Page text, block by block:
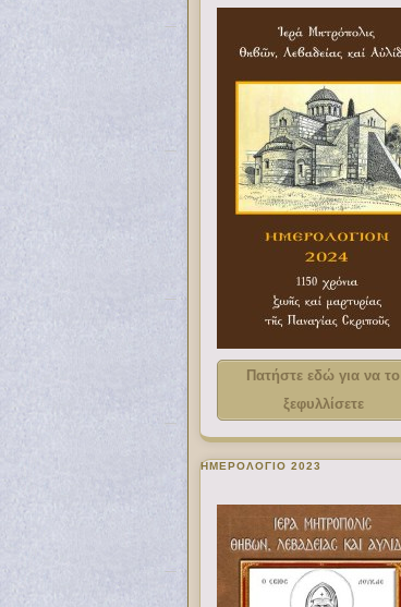
Πατήστε εδώ για να το
ξεφυλλίσετε
ΗΜΕΡΟΛΟΓΙΟ 2023